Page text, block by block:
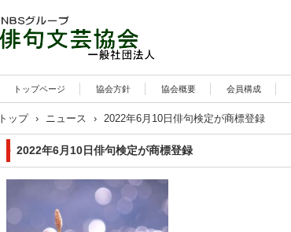
トップページ 協会方針 協会概要 会員構成
トップ › ニュース › 2022年6月10日俳句検定が商標登録
2022年6月10日俳句検定が商標登録